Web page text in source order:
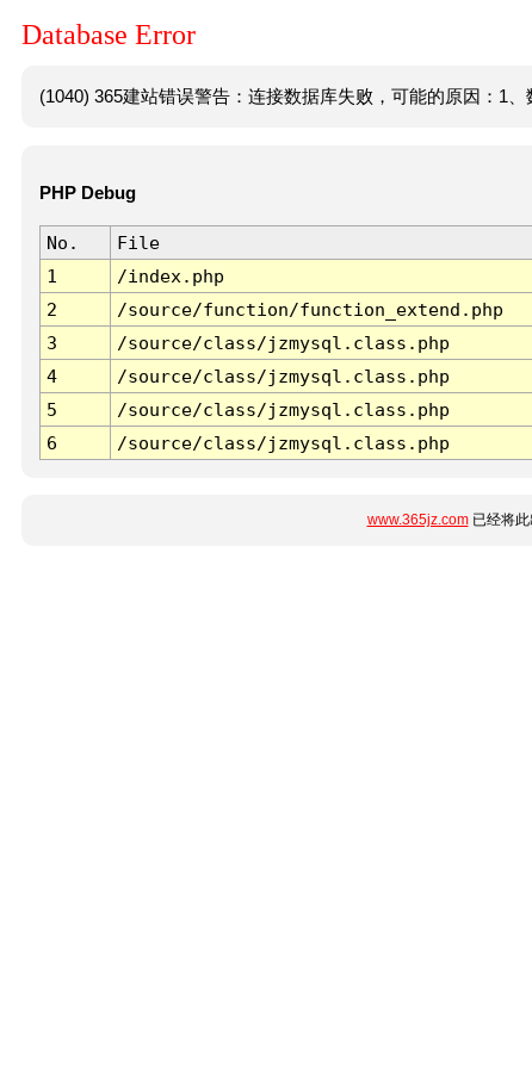
Database Error
(1040) 365建站错误警告：连接数据库失败，可能的原因：1、
PHP Debug
No. File
1
/index.php
2
/source/function/function_extend.php
3
/source/class/jzmysql.class.php
4
/source/class/jzmysql.class.php
5
/source/class/jzmysql.class.php
6
/source/class/jzmysql.class.php
www.365jz.com已经将此